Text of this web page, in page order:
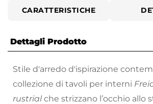
CARATTERISTICHE
Dettagli Prodotto
Stile d'arredo d'ispirazione
collezione di tavoli per interni
rustrial che strizzano l’occhio allo